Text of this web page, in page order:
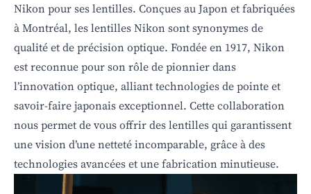
Nikon pour ses lentilles. Conçues au Japon et fabriquées
à Montréal, les lentilles Nikon sont synonymes de
qualité et de précision optique. Fondée en 1917, Nikon
est reconnue pour son rôle de pionnier dans
l’innovation optique, alliant technologies de pointe et
savoir-faire japonais exceptionnel. Cette collaboration
nous permet de vous offrir des lentilles qui garantissent
une vision d’une netteté incomparable, grâce à des
technologies avancées et une fabrication minutieuse.